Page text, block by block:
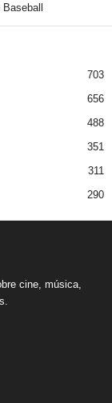
703
656
488
351
311
290
cine, música,